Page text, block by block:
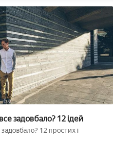
задовбало? 12 ідей
12 простих і